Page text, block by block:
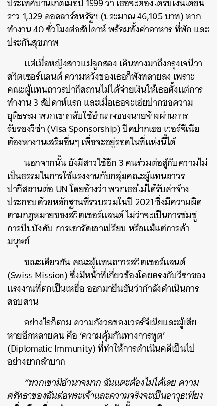
ราว 1,329 ดอลลาร์สหรัฐฯ (ประมาณ 46,105 บาท) หาก
ทำงาน 40 ชั่วโมงต่อสัปดาห์ พร้อมทั้งค่าอาหาร ที่พัก และ
ประกันสุขภาพ
แต่เมื่อหญิงสาวแม่ลูกสอง เดินทางมาถึงกรุงเจนีวา
สวิตเซอร์แลนด์ ความหวังของเธอก็พังทลายลง เพราะ
คณะผู้แทนถาวรปากีสถานไม่ได้จ่ายเงินให้เธอตั้งแต่การ
ทำงาน 3 สัปดาห์แรก และเมื่อเธอจะเอ่ยปากขอความ
ยุติธรรม พวกเขากลับใช้อำนาจของนายจ้างผ่านการ
รับรองวีซ่า (Visa Sponsorship) ปิดปากเธอ เวอร์จีเนีย
ต้องหางานเสริมอื่นๆ เพื่อจะอยู่รอดในที่แห่งนี้ได้
นอกจากนั้น ยังมีสาวใช้อีก 3 คนร่วมต่อสู้กับความไม่
เป็นธรรมในการใช้แรงงานกับกลุ่มคณะผู้แทนถาวร
ปากีสถานต่อ UN โดยอ้างว่า พวกเธอไม่ได้รับค่าจ้าง
ประกอบด้วยหลักฐานที่รวบรวมในปี 2021 ซึ่งมีความผิด
ตามกฎหมายของสวิตเซอร์แลนด์ ไม่ว่าจะเป็นการข่มขู่
การบีบบังคับ การเอารัดเอาเปรียบ หรือแม้แต่การค้า
มนุษย์
ขณะเดียวกัน คณะผู้แทนถาวรสวิตเซอร์แลนด์
(Swiss Mission) ซึ่งมีหน้าที่เกี่ยวข้องโดยตรงกับวีซ่าของ
แรงงานที่ตกเป็นเหยื่อ ออกมายืนยันว่ากำลังดำเนินการ
สอบสวน
อย่างไรก็ตาม ความกังวลของเวอร์จีเนียและผู้เสีย
หายอีกหลายคน คือ ‘ความคุ้มกันทางการทูต’
(Diplomatic Immunity) ที่ทำให้การดำเนินคดีเป็นไป
อย่างยากลำบาก
“พวกเขามีอำนาจมาก ฉันแตะต้องไม่ได้เลย ความ
ศรัทธาของฉันต่อพระเจ้าและความจริงจะเป็นอาวุธเพียง